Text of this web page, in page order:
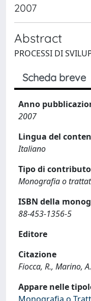
2007
Abstract
PROCESSI DI
Scheda breve
Anno
2007
Lingua del
Italiano
Tipo di
Monografia o
ISBN della
88-453-1356-5
Editore
Citazione
Fiocca, R., Marino,
Appare nelle